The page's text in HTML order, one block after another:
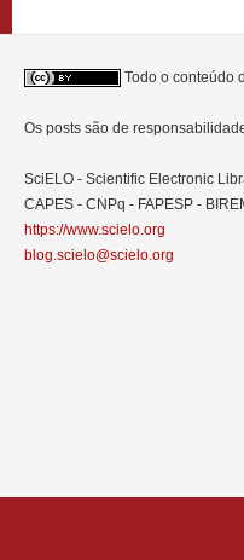
Todo o conteúdo
Os posts são de
SciELO - Scientific Electronic
CAPES - CNPq - FAPESP -
https://www.scielo.org
blog.scielo@scielo.org